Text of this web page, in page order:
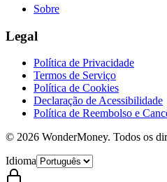
Sobre
Legal
Política de Privacidade
Termos de Serviço
Política de Cookies
Declaração de Acessibilidade
Política de Reembolso e
© 2026 WonderMoney. Todos os
Idioma